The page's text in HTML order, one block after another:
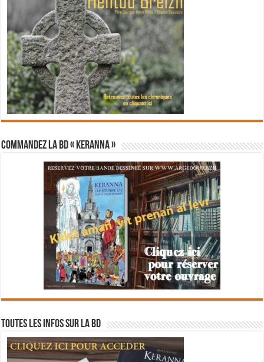
Commandez la BD « Keranna »
Toutes les infos sur la BD